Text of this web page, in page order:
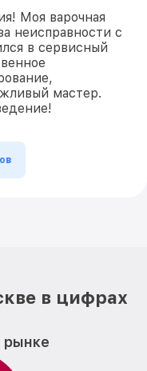
Моя варочная
неисправности с
в сервисный
мастер.
в цифрах
рынке